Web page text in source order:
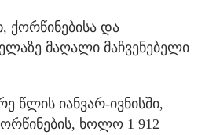
ქორწინებისა და
მაღალი მაჩვენებელი
წლის იანვარ-ივნისში,
ხოლო 1 912